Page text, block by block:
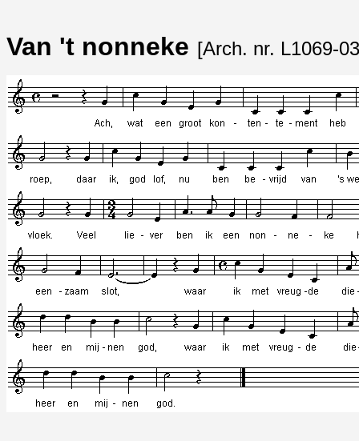
Van 't nonneke [Arch. nr. L1069-